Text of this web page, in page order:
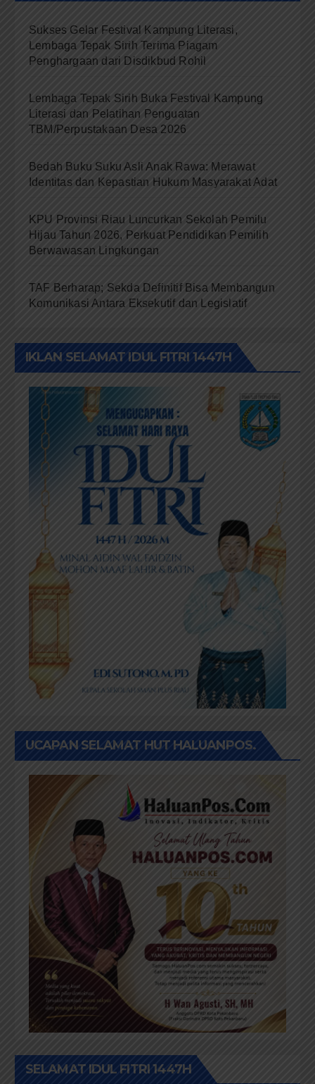
Sukses Gelar Festival Kampung Literasi,
Lembaga Tepak Sirih Terima Piagam
Penghargaan dari Disdikbud Rohil
Lembaga Tepak Sirih Buka Festival Kampung
Literasi dan Pelatihan Penguatan
TBM/Perpustakaan Desa 2026
Bedah Buku Suku Asli Anak Rawa: Merawat
Identitas dan Kepastian Hukum Masyarakat Adat
KPU Provinsi Riau Luncurkan Sekolah Pemilu
Hijau Tahun 2026, Perkuat Pendidikan Pemilih
Berwawasan Lingkungan
TAF Berharap; Sekda Definitif Bisa Membangun
Komunikasi Antara Eksekutif dan Legislatif
IKLAN SELAMAT IDUL FITRI 1447H
UCAPAN SELAMAT HUT HALUANPOS.
SELAMAT IDUL FITRI 1447H